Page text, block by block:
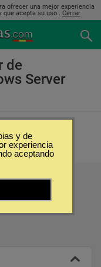
ofrecer una mejor experiencia
que acepta su uso.. Cerrar
de
Server
y de
experiencia
aceptando